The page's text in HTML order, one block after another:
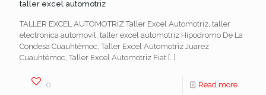
taller excel automotriz
TALLER EXCEL AUTOMOTRIZ Taller Excel Automotriz, taller
electronica automovil, taller excel automotriz Hipodromo De La
Condesa Cuauhtémoc, Taller Excel Automotriz Juarez
Cuauhtémoc, Taller Excel Automotriz Fiat […]
0 Read more